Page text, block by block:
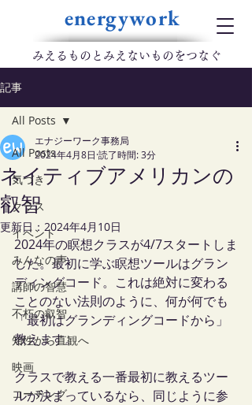
energywork
​みえるものとみえないものをつなぐ
記事
All Posts
気づき
クラス
イベント
みんなの声
講師の智慧
不朽の叡智
知性から直観へ
映画
コーチング
All Posts
ネイティブアメリカンの
叡智
エナジーワーク事務局
2024年4月8日 読了時間: 3分
更新日： 2024年4月10日
2024年の瞑想クラスが4/7スタートしま
した。最初に学ぶ瞑想ツールはグラン
ディングコード。これは絶対に変わる
ことのない法則のように、何が何でも
「最初はグランディングコードから」
教えます。
クラスで教える一番最初に教えるツー
ルが決まっているなら、同じように参